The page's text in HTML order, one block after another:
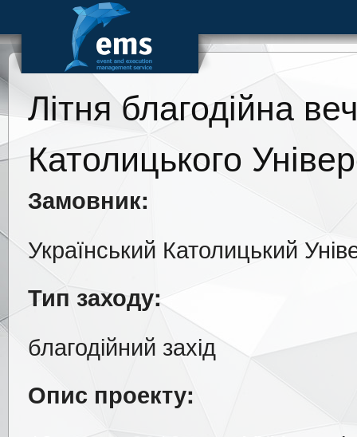
Літня благодійна
Католицького
Замовник:
Український Католицький
Тип заходу:
благодійний захід
Опис проекту: